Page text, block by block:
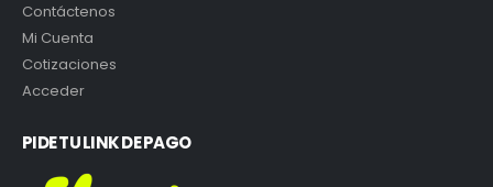
Contáctenos
Mi Cuenta
Cotizaciones
Acceder
PIDE TU LINK DE PAGO